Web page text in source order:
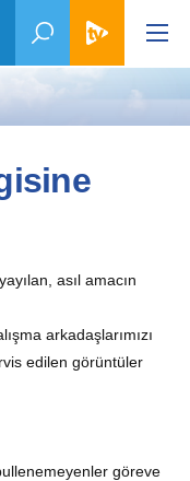
asıl amacın
arkadaşlarımızı
edilen görüntüler
göreve